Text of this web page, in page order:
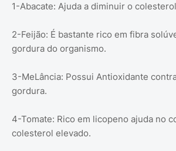
1-Abacate: Ajuda a diminuir o
2-Feijão: É bastante rico em fibra
gordura do organismo.
3-MeLância: Possui Antioxidante
gordura.
4-Tomate: Rico em licopeno ajuda no
colesterol elevado.